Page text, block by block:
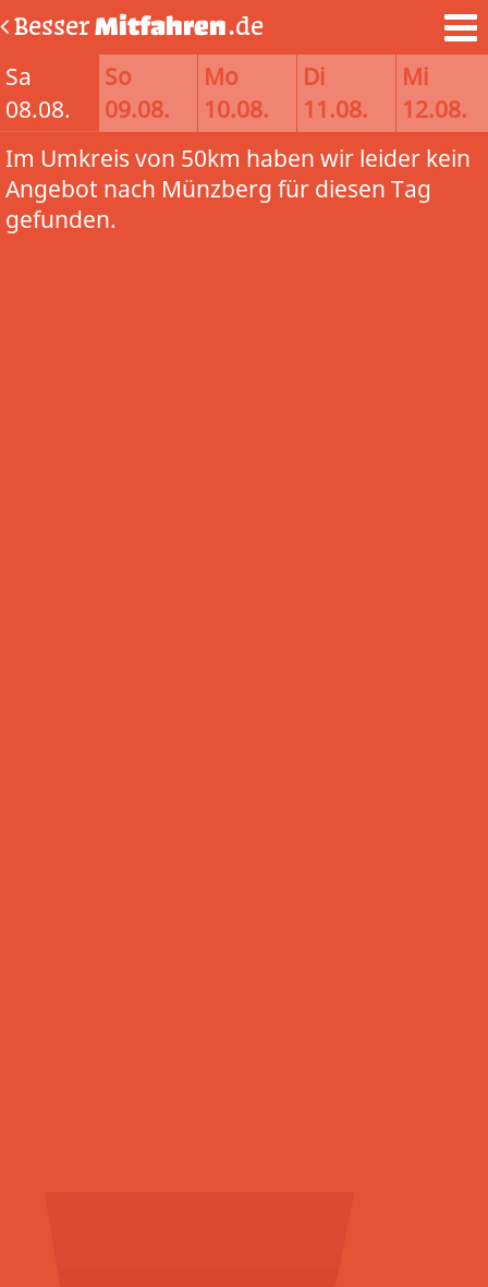
BesserMitfahren.de
Sa
08.08.
So
09.08.
Mo
10.08.
Di
11.08.
Mi
12.08.
Im Umkreis von 50km haben wir leider kein
Angebot nach Münzberg für diesen Tag
gefunden.